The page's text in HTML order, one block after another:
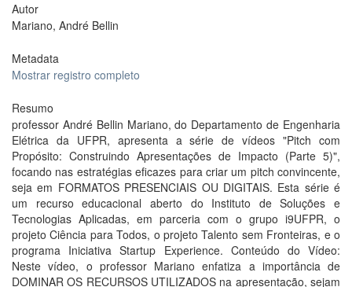
Autor
Mariano, André Bellin
Metadata
Mostrar registro completo
Resumo
professor André Bellin Mariano, do Departamento de Engenharia
Elétrica da UFPR, apresenta a série de vídeos "Pitch com
Propósito: Construindo Apresentações de Impacto (Parte 5)",
focando nas estratégias eficazes para criar um pitch convincente,
seja em FORMATOS PRESENCIAIS OU DIGITAIS. Esta série é
um recurso educacional aberto do Instituto de Soluções e
Tecnologias Aplicadas, em parceria com o grupo i9UFPR, o
projeto Ciência para Todos, o projeto Talento sem Fronteiras, e o
programa Iniciativa Startup Experience. Conteúdo do Vídeo:
Neste vídeo, o professor Mariano enfatiza a importância de
DOMINAR OS RECURSOS UTILIZADOS na apresentação, sejam